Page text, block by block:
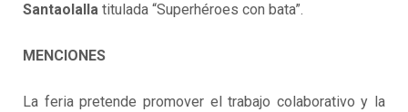
Santaolalla titulada “Superhéroes con bata”.
MENCIONES
La feria pretende promover el trabajo colaborativo y la